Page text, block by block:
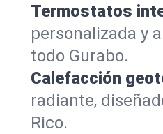
Termostatos
personalizada y
todo Gurabo.
Calefacción
radiante,
Rico.